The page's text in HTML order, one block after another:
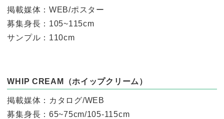
掲載媒体：WEB/ポスター
募集身長：105~115cm
サンプル：110cm
WHIP CREAM（ホイップクリーム）
掲載媒体：カタログ/WEB
募集身長：65~75cm/105-115cm